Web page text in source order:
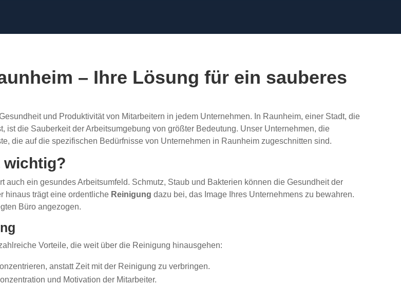
– Ihre Lösung für ein sauberes
und Produktivität von Mitarbeitern in jedem Unternehmen. In Raunheim, einer Stadt, die
ist die Sauberkeit der Arbeitsumgebung von größter Bedeutung. Unser Unternehmen, die
die auf die spezifischen Bedürfnisse von Unternehmen in Raunheim zugeschnitten sind.
wichtig?
ein gesundes Arbeitsumfeld. Schmutz, Staub und Bakterien können die Gesundheit der
hinaus trägt eine ordentliche Reinigung dazu bei, das Image Ihres Unternehmens zu bewahren.
Büro angezogen.
Vorteile, die weit über die Reinigung hinausgehen:
anstatt Zeit mit der Reinigung zu verbringen.
und Motivation der Mitarbeiter.